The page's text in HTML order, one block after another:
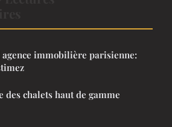
immobilière parisienne:
des chalets haut de gamme